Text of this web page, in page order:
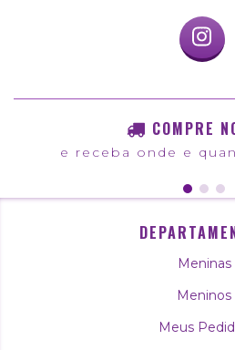
COMPRE
e receba onde e
Meninas
Meninos
Meus